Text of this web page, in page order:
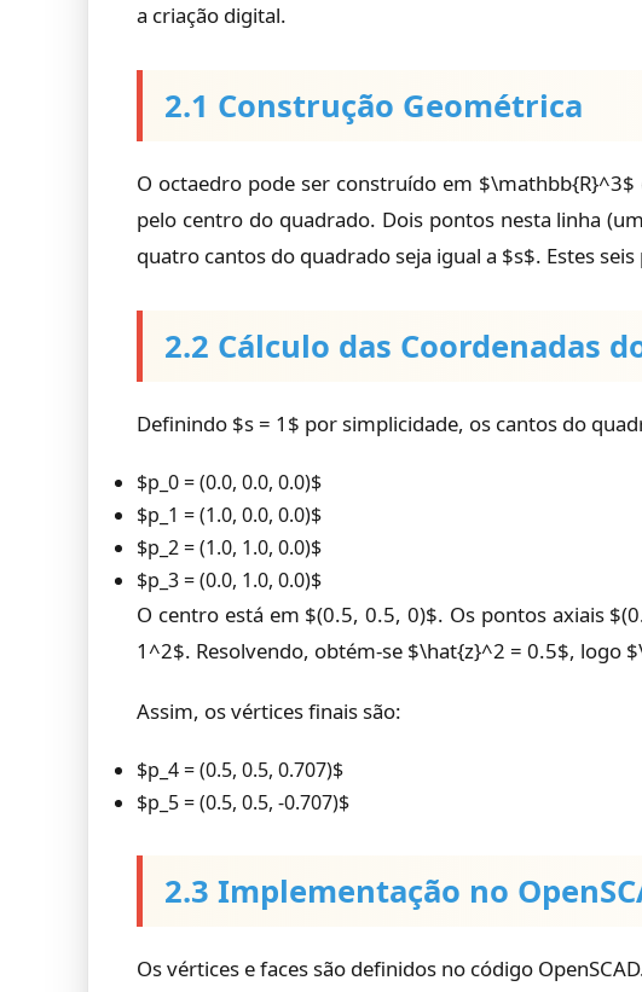
a criação digital.
2.1 Construção Geométrica
O octaedro pode ser construído em
pelo centro do quadrado. Dois pontos nesta linha
quatro cantos do quadrado seja igual a $s$. Estes
2.2 Cálculo das Coordenadas
Definindo $s = 1$ por simplicidade, os cantos do
$p_0 = (0.0, 0.0, 0.0)$
$p_1 = (1.0, 0.0, 0.0)$
$p_2 = (1.0, 1.0, 0.0)$
$p_3 = (0.0, 1.0, 0.0)$
O centro está em $(0.5, 0.5, 0)$. Os pontos axiais
1^2$. Resolvendo, obtém-se $\hat{z}^2 = 0.5$,
Assim, os vértices finais são:
$p_4 = (0.5, 0.5, 0.707)$
$p_5 = (0.5, 0.5, -0.707)$
2.3 Implementação no
Os vértices e faces são definidos no código